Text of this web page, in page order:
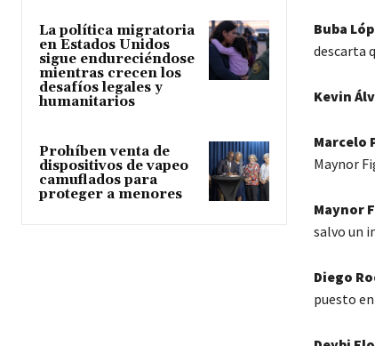
La política migratoria
en Estados Unidos
sigue endureciéndose
mientras crecen los
desafíos legales y
humanitarios
Prohíben venta de
dispositivos de vapeo
camuflados para
proteger a menores
Buba
descarta
Kevin
Marcelo
Maynor
Maynor
salvo un
Diego
puesto